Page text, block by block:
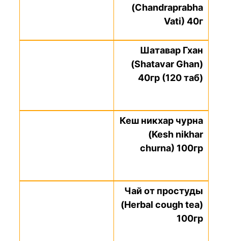
(Chandraprabha
Vati) 40г
Шатавар Гхан
(Shatavar Ghan)
40гр (120 таб)
Кеш никхар чурна
(Kesh nikhar
churna) 100гр
Чай от простуды
(Herbal cough tea)
100гр